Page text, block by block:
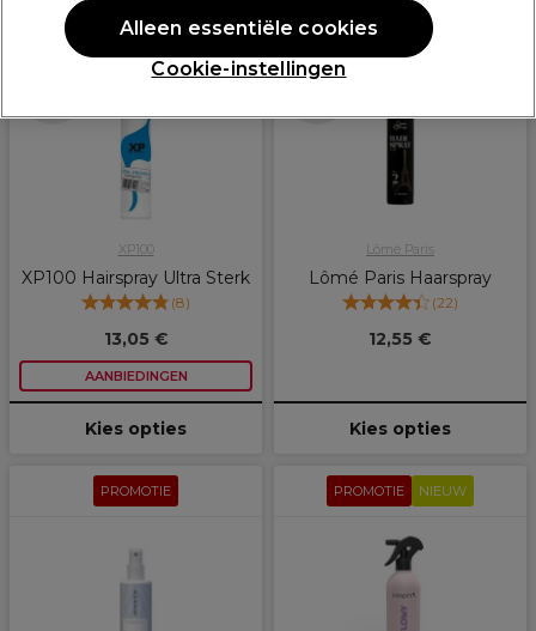
PROMOTIE
XP100
XP100 Hairspray Ultra Sterk
(8)
13,05 €
AANBIEDINGEN
Kies opties
Meer opties
Lômé Paris
Lômé Paris Haarspray
(22)
12,55 €
Kies opties
PROMOTIE PROMOTIE NIEUW
Cookie-instellingen
Alleen essentiële cookies